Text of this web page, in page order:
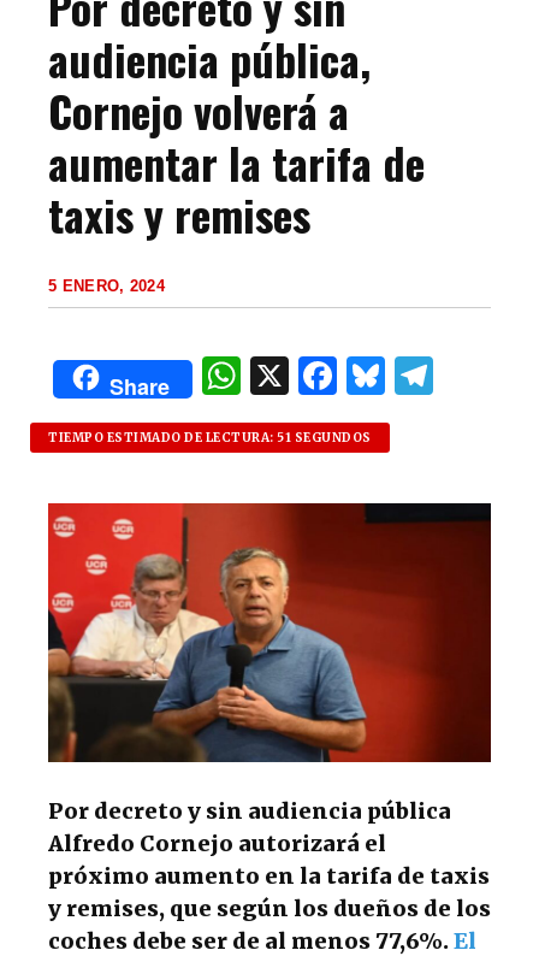
audiencia pública,
Cornejo volverá a
aumentar la tarifa de
taxis y remises
5 ENERO, 2024
Share
W
h
at
s
p
p
X F
a
c
e
o
k
B
lu
es
k
y
g
ra
TIEMPO ESTIMADO DE LECTURA: 51 SEGUNDOS
Por decreto y sin audiencia pública
Alfredo Cornejo autorizará el
próximo aumento en la tarifa de taxis
y remises, que según los dueños de los
coches debe ser de al menos 77,6%.El